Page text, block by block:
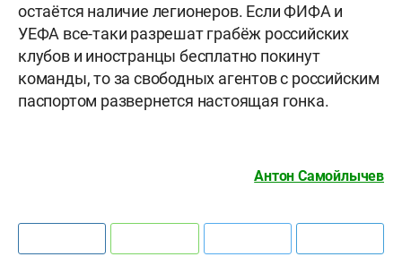
остаётся наличие легионеров. Если ФИФА и
УЕФА все-таки разрешат грабёж российских
клубов и иностранцы бесплатно покинут
команды, то за свободных агентов с российским
паспортом развернется настоящая гонка.
Антон Самойлычев